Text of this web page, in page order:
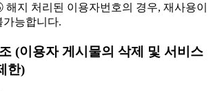
지 처리된 이용자번호의 경우, 재사용이
가능합니다.
(이용자 게시물의 삭제 및 서비스
한)